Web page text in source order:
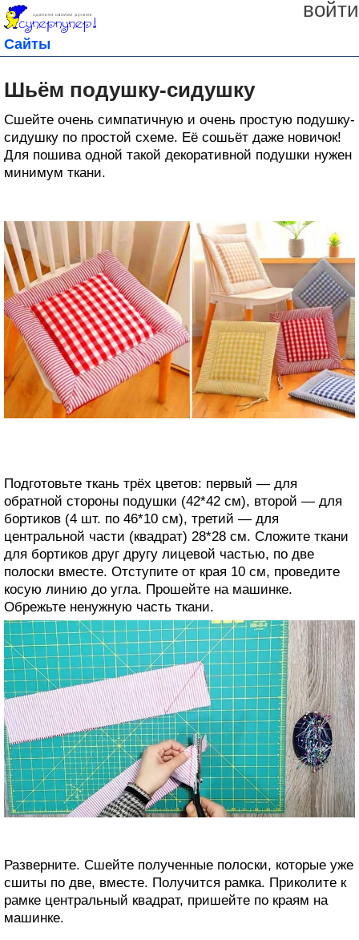
войти
Сайты
Шьём подушку-сидушку
Сшейте очень симпатичную и очень простую подушку-
сидушку по простой схеме. Её сошьёт даже новичок!
Для пошива одной такой декоративной подушки нужен
минимум ткани.
Подготовьте ткань трёх цветов: первый — для
обратной стороны подушки (42*42 см), второй — для
бортиков (4 шт. по 46*10 см), третий — для
центральной части (квадрат) 28*28 см. Сложите ткани
для бортиков друг другу лицевой частью, по две
полоски вместе. Отступите от края 10 см, проведите
косую линию до угла. Прошейте на машинке.
Обрежьте ненужную часть ткани.
Разверните. Сшейте полученные полоски, которые уже
сшиты по две, вместе. Получится рамка. Приколите к
рамке центральный квадрат, пришейте по краям на
машинке.